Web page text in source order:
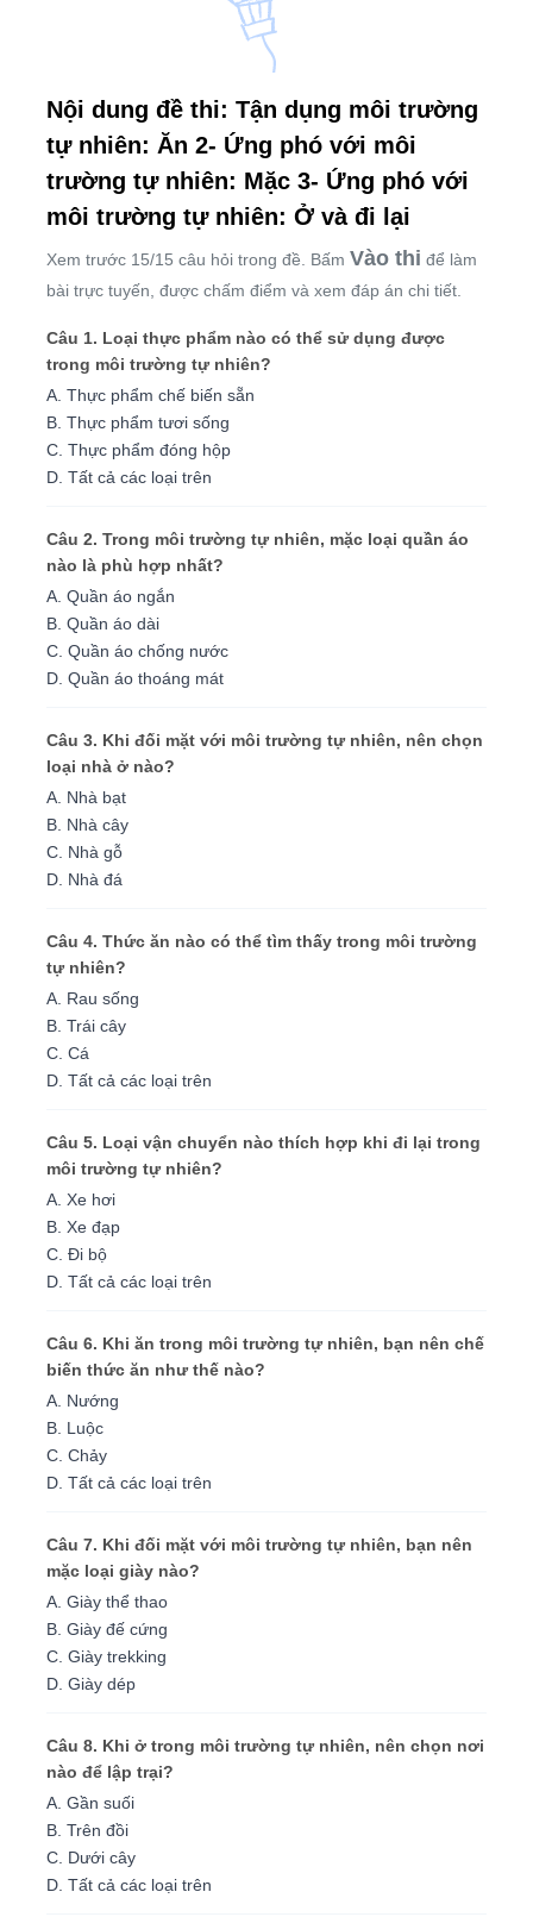
Nội dung đề thi: Tận dụng môi trường
tự nhiên: Ăn 2- Ứng phó với môi
trường tự nhiên: Mặc 3- Ứng phó với
môi trường tự nhiên: Ở và đi lại
Xem trước 15/15 câu hỏi trong đề. Bấm Vào thi để làm
bài trực tuyến, được chấm điểm và xem đáp án chi tiết.
Câu 1. Loại thực phẩm nào có thể sử dụng được
trong môi trường tự nhiên?
A. Thực phẩm chế biến sẵn
B. Thực phẩm tươi sống
C. Thực phẩm đóng hộp
D. Tất cả các loại trên
Câu 2. Trong môi trường tự nhiên, mặc loại quần áo
nào là phù hợp nhất?
A. Quần áo ngắn
B. Quần áo dài
C. Quần áo chống nước
D. Quần áo thoáng mát
Câu 3. Khi đối mặt với môi trường tự nhiên, nên chọn
loại nhà ở nào?
A. Nhà bạt
B. Nhà cây
C. Nhà gỗ
D. Nhà đá
Câu 4. Thức ăn nào có thể tìm thấy trong môi trường
tự nhiên?
A. Rau sống
B. Trái cây
C. Cá
D. Tất cả các loại trên
Câu 5. Loại vận chuyển nào thích hợp khi đi lại trong
môi trường tự nhiên?
A. Xe hơi
B. Xe đạp
C. Đi bộ
D. Tất cả các loại trên
Câu 6. Khi ăn trong môi trường tự nhiên, bạn nên chế
biến thức ăn như thế nào?
A. Nướng
B. Luộc
C. Chảy
D. Tất cả các loại trên
Câu 7. Khi đối mặt với môi trường tự nhiên, bạn nên
mặc loại giày nào?
A. Giày thể thao
B. Giày đế cứng
C. Giày trekking
D. Giày dép
Câu 8. Khi ở trong môi trường tự nhiên, nên chọn nơi
nào để lập trại?
A. Gần suối
B. Trên đồi
C. Dưới cây
D. Tất cả các loại trên